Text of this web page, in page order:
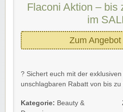
Flaconi Aktion – bis
im
Zum Angebot
? Sichert euch mit der
unschlagbaren Rabatt von bis zu
Jetzt heißt es nur noch dem
Kategorie: Beauty &